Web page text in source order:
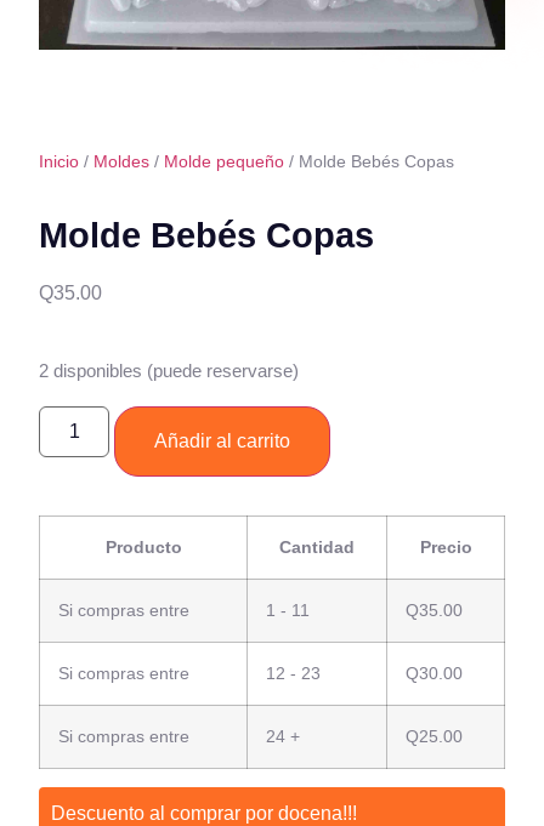
Inicio / Moldes / Molde pequeño / Molde Bebés Copas
Molde Bebés Copas
Q35.00
2 disponibles (puede reservarse)
Añadir al carrito
Producto Cantidad Precio
Si compras entre 1 - 11 Q35.00
Si compras entre 12 - 23 Q30.00
Si compras entre 24 + Q25.00
Descuento al comprar por docena!!!